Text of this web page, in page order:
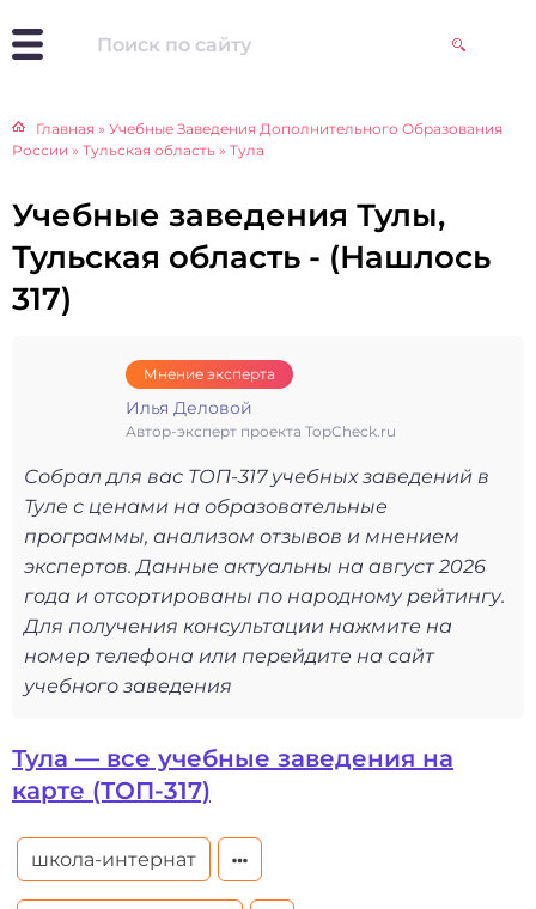
Главная » Учебные Заведения Дополнительного Образования
России » Тульская область » Тула
Учебные заведения Тулы,
Тульская область - (Нашлось
317)
Мнение эксперта
Илья Деловой
Автор-эксперт проекта TopCheck.ru
Собрал для вас ТОП-317 учебных заведений в
Туле с ценами на образовательные
программы, анализом отзывов и мнением
экспертов. Данные актуальны на август 2026
года и отсортированы по народному рейтингу.
Для получения консультации нажмите на
номер телефона или перейдите на сайт
учебного заведения
Тула — все учебные заведения на
карте (ТОП-317)
школа-интернат